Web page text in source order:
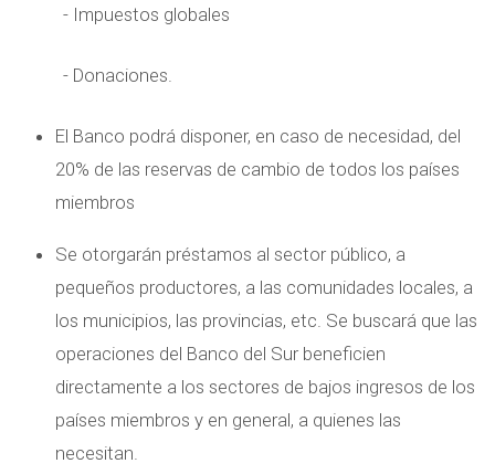
- Impuestos globales
- Donaciones.
El Banco podrá disponer, en caso de necesidad, del
20% de las reservas de cambio de todos los países
miembros
Se otorgarán préstamos al sector público, a
pequeños productores, a las comunidades locales, a
los municipios, las provincias, etc. Se buscará que las
operaciones del Banco del Sur beneficien
directamente a los sectores de bajos ingresos de los
países miembros y en general, a quienes las
necesitan.